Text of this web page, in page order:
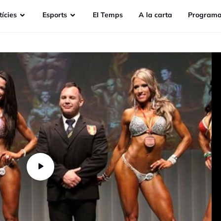
Esports EI Temps A la carta